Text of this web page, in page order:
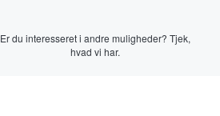
Er du interesseret i andre muligheder? Tjek,
hvad vi har.